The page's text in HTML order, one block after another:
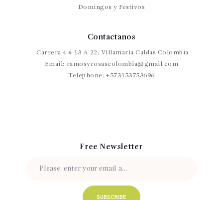
Domingos y Festivos
Contactanos
Carrera 4 # 13 A 22, Villamaría Caldas Colombia
Email: ramosyrosascolombia@gmail.com
Telephone: +573153753696
Free Newsletter